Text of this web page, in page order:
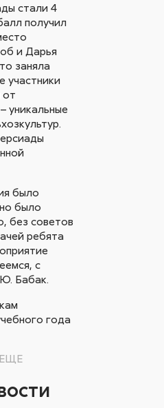
стали 4
получил
и Дарья
заняла
участники
от
уникальные
было
было
без советов
ребята
с
Бабак.
года
ЕЩЕ